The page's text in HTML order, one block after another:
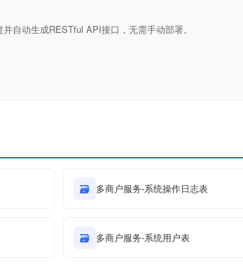
自动生成RESTful API接口，无需手动部署。
🗃 多商户服务-系统操作日志表
🗃 多商户服务-系统用户表